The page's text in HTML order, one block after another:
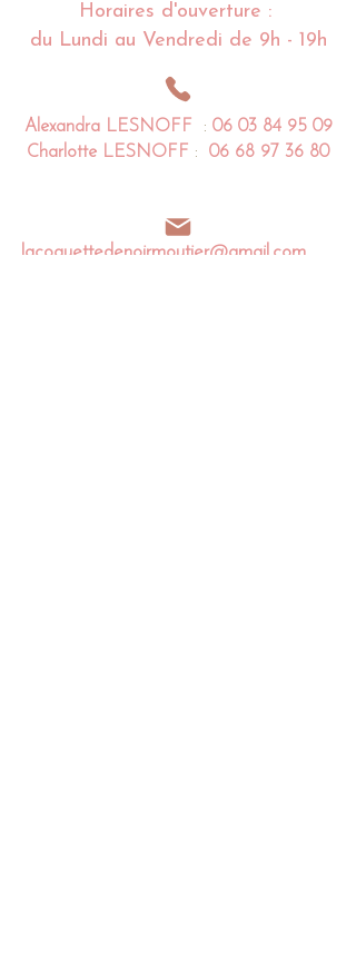
Horaires d'ouverture :
du Lundi au Vendredi de 9h - 19h
lacoquettedenoirmoutier@gmail.com
Alexandra LESNOFF : 06 03 84 95 09
Charlotte LESNOFF : 06 68 97 36 80